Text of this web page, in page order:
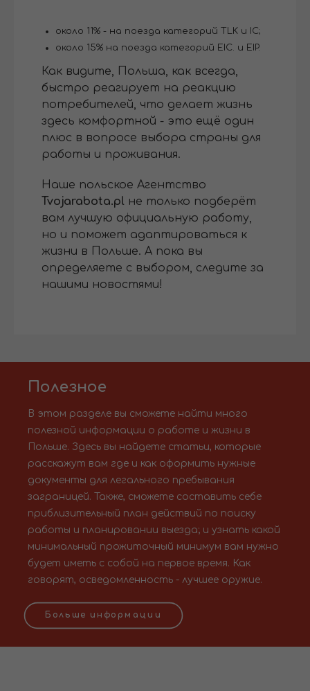
около 11% - на поезда категорий TLK и IC;
около 15% на поезда категорий EIC. и EIP.
Как видите, Польша, как всегда,
быстро реагирует на реакцию
потребителей, что делает жизнь
здесь комфортной - это ещё один
плюс в вопросе выбора страны для
работы и проживания.
Наше польское Агентство
Tvojarabota.pl не только подберёт
вам лучшую официальную работу,
но и поможет адаптироваться к
жизни в Польше. А пока вы
определяете с выбором, следите за
нашими новостями!
Полезное
В этом разделе вы сможете найти много
полезной информации о работе и жизни в
Польше. Здесь вы найдете статьи, которые
расскажут вам где и как оформить нужные
документы для легального пребывания
заграницей. Также, сможете составить себе
приблизительный план действий по поиску
работы и планировании выезда; и узнать какой
минимальный прожиточный минимум вам нужно
будет иметь с собой на первое время. Как
говорят, осведомленность - лучшее оружие.
Больше информации